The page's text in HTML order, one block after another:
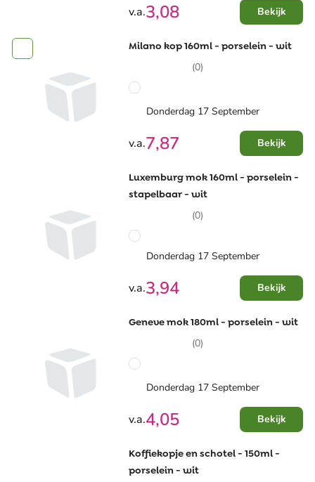
v.a.3,08 Bekijk
Milano kop 160ml - porselein - wit
(0)
Donderdag 17 September
v.a.7,87 Bekijk
Luxemburg mok 160ml - porselein -
stapelbaar - wit
(0)
Donderdag 17 September
v.a.3,94 Bekijk
Geneve mok 180ml - porselein - wit
(0)
Donderdag 17 September
v.a.4,05 Bekijk
Koffiekopje en schotel - 150ml -
porselein - wit